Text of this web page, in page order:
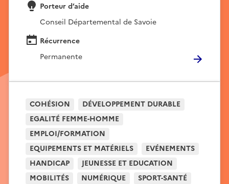
Porteur d’aide
Conseil Départemental de Savoie
Récurrence
Permanente
COHÉSION
DÉVELOPPEMENT DURABLE
EGALITÉ FEMME-HOMME
EMPLOI/FORMATION
EQUIPEMENTS ET MATÉRIELS
EVÉNEMENTS
HANDICAP
JEUNESSE ET EDUCATION
MOBILITÉS
NUMÉRIQUE
SPORT-SANTÉ